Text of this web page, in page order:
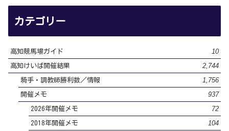
カテゴリー
高知競馬場ガイド 10
高知けいば開催結果 2,744
騎手・調教師勝利数／情報 1,756
開催メモ 937
2026年開催メモ 72
2018年開催メモ 104